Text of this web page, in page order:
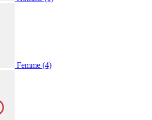
Femme (4)